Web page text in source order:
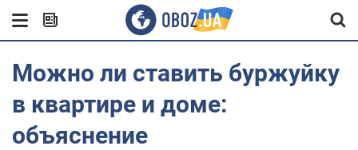
Можно ли ставить буржуйку
в квартире и доме:
объяснение